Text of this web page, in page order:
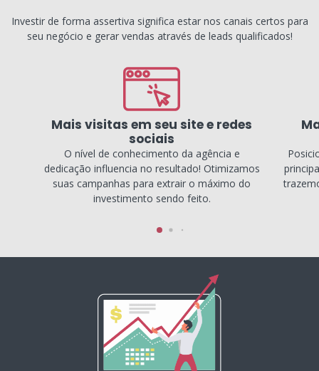
Investir de forma assertiva significa estar nos canais certos para
seu negócio e gerar vendas através de leads qualificados!
Mais visitas em seu site e redes
sociais
O nível de conhecimento da agência e
dedicação influencia no resultado! Otimizamos
suas campanhas para extrair o máximo do
investimento sendo feito.